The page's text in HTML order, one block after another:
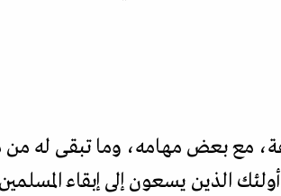
بعض مهامه، وما تبقى له من
الذين يسعون إلى إبقاء